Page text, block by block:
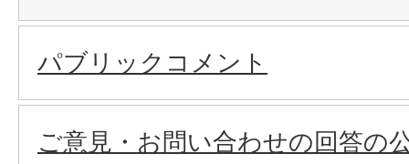
パブリックコメント
ご意見・お問い合わせの回答の